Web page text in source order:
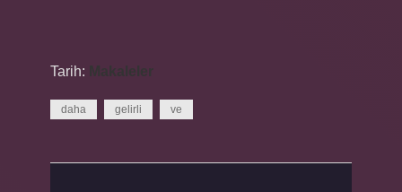
Tarih: Makaleler
daha gelirli ve